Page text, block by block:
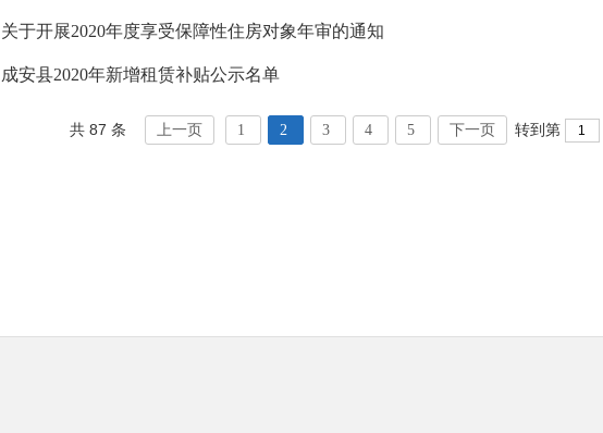
关于开展2020年度享受保障性住房对象年审的通知
成安县2020年新增租赁补贴公示名单
共 87 条 上一页 1 2 3 4 5 下一页 转到第